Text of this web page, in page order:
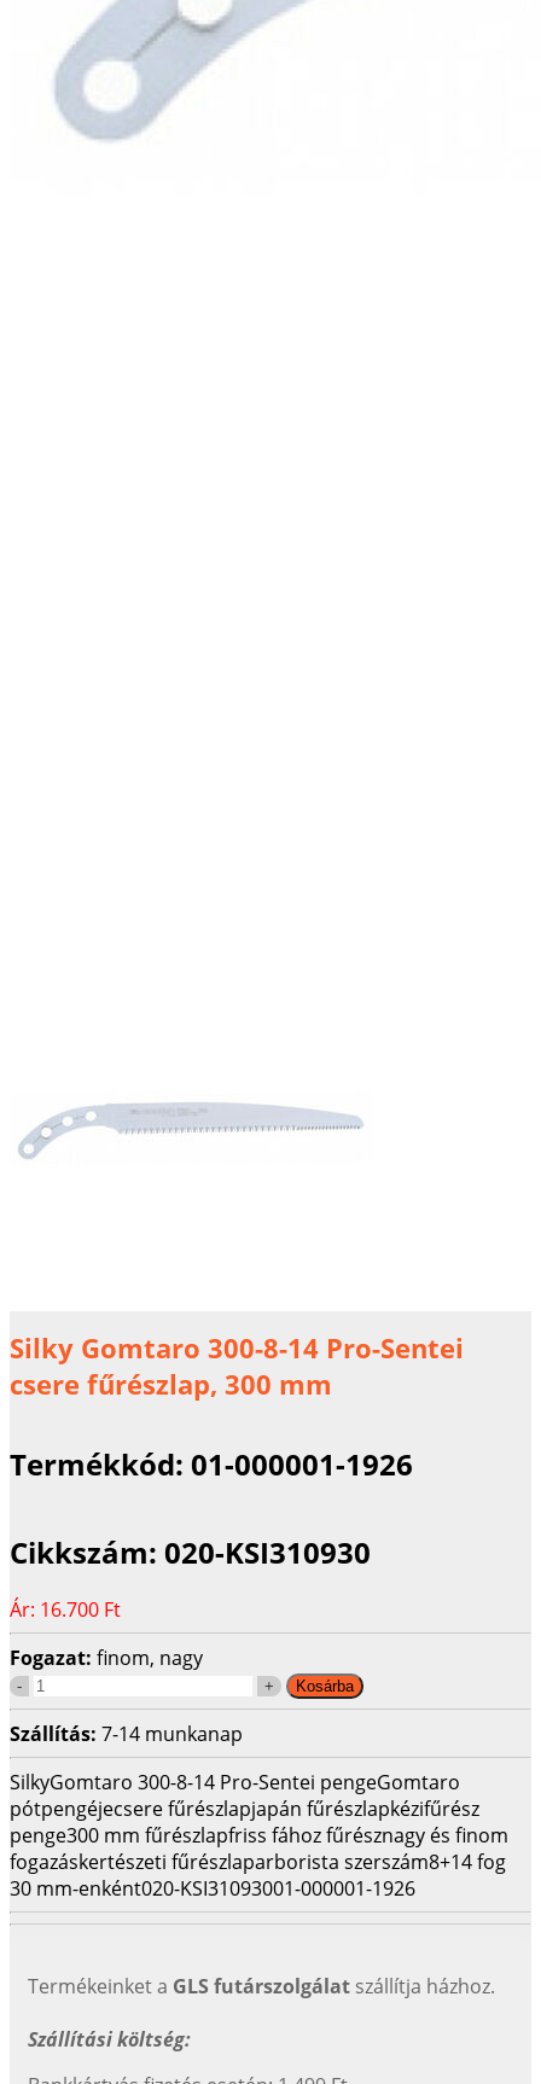
Silky Gomtaro 300-8-14 Pro-Sentei
csere fűrészlap, 300 mm
Termékkód: 01-000001-1926
Cikkszám: 020-KSI310930
Ár: 16.700 Ft
Fogazat: finom, nagy
Szállítás: 7-14 munkanap
SilkyGomtaro 300-8-14 Pro-Sentei pengeGomtaro
pótpengéjecsere fűrészlapjapán fűrészlapkézifűrész
penge300 mm fűrészlapfriss fához fűrésznagy és finom
fogazáskertészeti fűrészlaparborista szerszám8+14 fog
30 mm-enként020-KSI31093001-000001-1926
Termékeinket a GLS futárszolgálat szállítja házhoz.
Szállítási költség: